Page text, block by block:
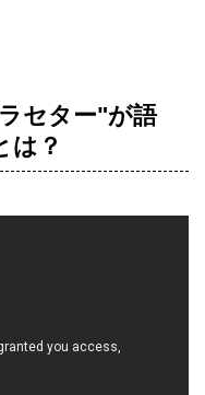
セター"が語
は？